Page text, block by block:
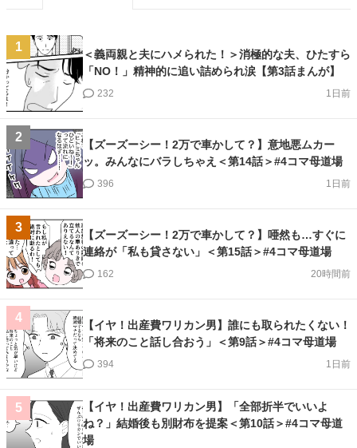
1
＜義両親と夫にハメられた！＞消極的な夫、ひたすら
「NO！」精神的に追い詰められ涙【第3話まんが】
1日前
232
2
【ズーズーシー！2万で車かして？】意地悪ムカー
ッ。みんなにバラしちゃえ＜第14話＞#4コマ母道場
1日前
396
3
【ズーズーシー！2万で車かして？】唖然も…すぐに
連絡が「私も貸さない」＜第15話＞#4コマ母道場
20時間前
162
4
【イヤ！出産費ワリカン男】誰にも取られたくない！
「将来のこと話し合おう」＜第9話＞#4コマ母道場
1日前
394
5
【イヤ！出産費ワリカン男】「全部折半でいいよ
ね？」結婚後も別財布を提案＜第10話＞#4コマ母道
場